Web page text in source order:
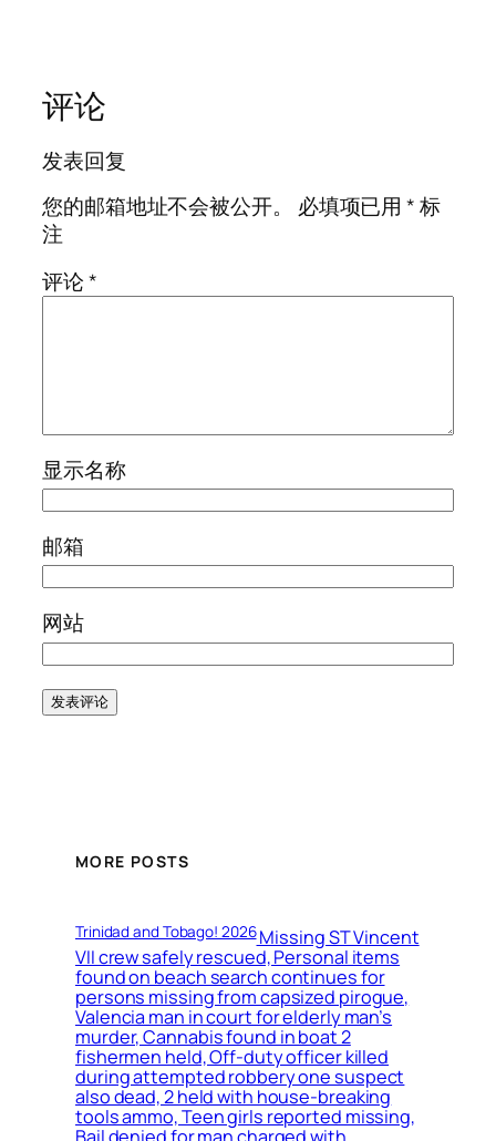
评论
发表回复
您的邮箱地址不会被公开。
必填项已用*标
注
评论*
显示名称
邮箱
网站
MORE POSTS
Trinidad and Tobago! 2026Missing ST Vincent
VII crew safely rescued, Personal items
found on beach search continues for
persons missing from capsized pirogue,
Valencia man in court for elderly man’s
murder, Cannabis found in boat 2
fishermen held, Off-duty officer killed
during attempted robbery one suspect
also dead, 2 held with house-breaking
tools ammo, Teen girls reported missing,